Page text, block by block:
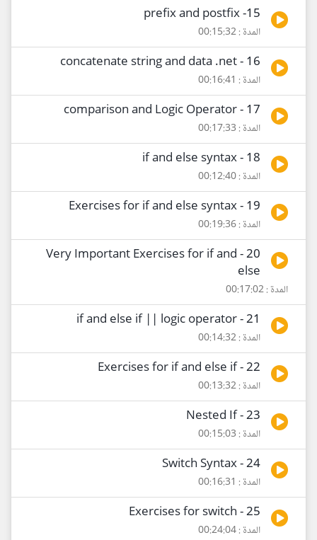
15- prefix and postfix
المدة : 00:15:32
16 - concatenate string and data .net
المدة : 00:16:41
17 - comparison and Logic Operator
المدة : 00:17:33
18 - if and else syntax
المدة : 00:12:40
19 - Exercises for if and else syntax
المدة : 00:19:36
20 - Very Important Exercises for if and
else
المدة : 00:17:02
21 - if and else if || logic operator
المدة : 00:14:32
22 - Exercises for if and else if
المدة : 00:13:32
23 - Nested If
المدة : 00:15:03
24 - Switch Syntax
المدة : 00:16:31
25 - Exercises for switch
المدة : 00:24:04